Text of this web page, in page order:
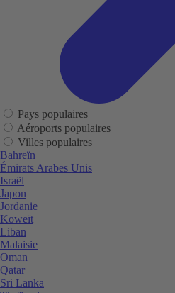
Pays populaires
Aéroports populaires
Villes populaires
Bahreïn
Émirats Arabes Unis
Israël
Japon
Jordanie
Koweït
Liban
Malaisie
Oman
Qatar
Sri Lanka